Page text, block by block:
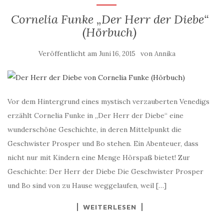
Cornelia Funke „Der Herr der Diebe“
(Hörbuch)
Veröffentlicht am Juni 16, 2015 von Annika
Vor dem Hintergrund eines mystisch verzauberten Venedigs
erzählt Cornelia Funke in „Der Herr der Diebe“ eine
wunderschöne Geschichte, in deren Mittelpunkt die
Geschwister Prosper und Bo stehen. Ein Abenteuer, dass
nicht nur mit Kindern eine Menge Hörspaß bietet! Zur
Geschichte: Der Herr der Diebe Die Geschwister Prosper
und Bo sind von zu Hause weggelaufen, weil […]
WEITERLESEN